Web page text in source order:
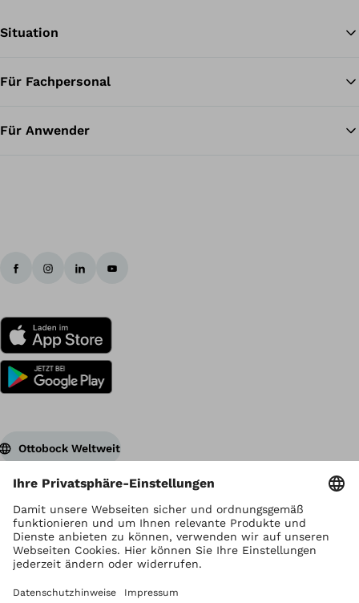
Situation
Für Fachpersonal
Für Anwender
Ottobock Weltweit
Urheberrecht liegt bei Ottobock
Datenschutzeinstellungen
Datenschutzhinweise
Nutzungsbedingungen